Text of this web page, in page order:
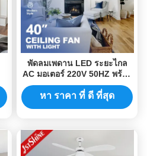
พัดลมเพดาน LED ระยะไกล
AC มอเตอร์ 220V 50HZ พร้อม
ใบมีด MDF
หา ราคา ที่ ดี ที่สุด